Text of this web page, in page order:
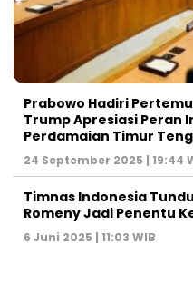
Prabowo Hadiri
Trump Apresiasi Peran
Perdamaian Timur
24 September 2025 | 19:44
Timnas Indonesia
Romeny Jadi Penentu
6 Juni 2025 | 11:03 WIB